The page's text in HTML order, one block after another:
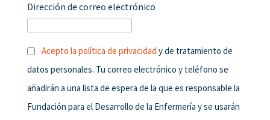
Dirección de correo electrónico
Acepto la política de privacidad y de tratamiento de
datos personales. Tu correo electrónico y teléfono se
añadirán a una lista de espera de la que es responsable la
Fundación para el Desarrollo de la Enfermería y se usarán